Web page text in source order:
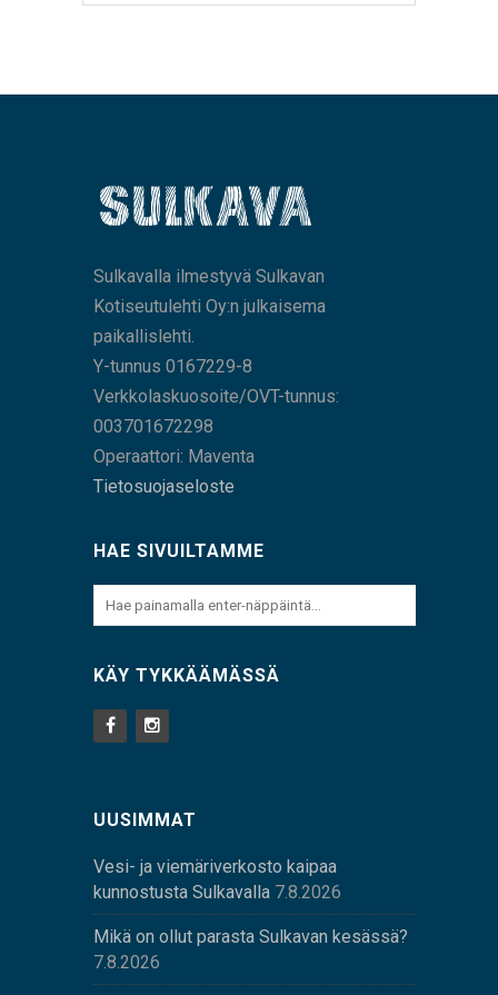
Sulkavalla ilmestyvä Sulkavan
Kotiseutulehti Oy:n julkaisema
paikallislehti.
Y-tunnus 0167229-8
Verkkolaskuosoite/OVT-tunnus:
003701672298
Operaattori: Maventa
Tietosuojaseloste
HAE SIVUILTAMME
KÄY TYKKÄÄMÄSSÄ
UUSIMMAT
Vesi- ja viemäriverkosto kaipaa
kunnostusta Sulkavalla 7.8.2026
Mikä on ollut parasta Sulkavan kesässä?
7.8.2026